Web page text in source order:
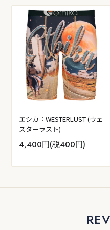
エシカ：WESTERLUST (ウェ
スターラスト)
4,400円(税400円)